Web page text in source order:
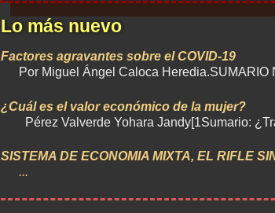
Lo más nuevo
Factores agravantes sobre el COVID-19
Por Miguel Ángel Caloca
¿Cuál es el valor económico de la mujer?
Pérez Valverde Yohara Jandy[1Sumario:
SISTEMA DE ECONOMIA MIXTA, EL RIFLE
...